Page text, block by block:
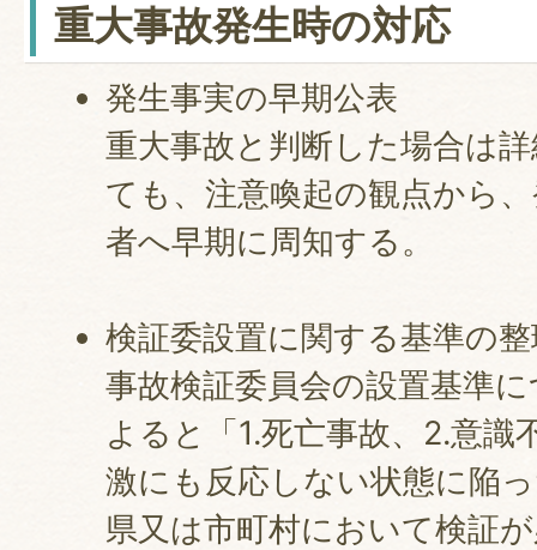
重大事故発生時の対応
発生事実の早期公表
重大事故と判断した場合は
ても、注意喚起の観点から
者へ早期に周知する。
検証委設置に関する基準の
事故検証委員会の設置基準
よると「1.死亡事故、2.意識
激にも反応しない状態に陥
県又は市町村において検証